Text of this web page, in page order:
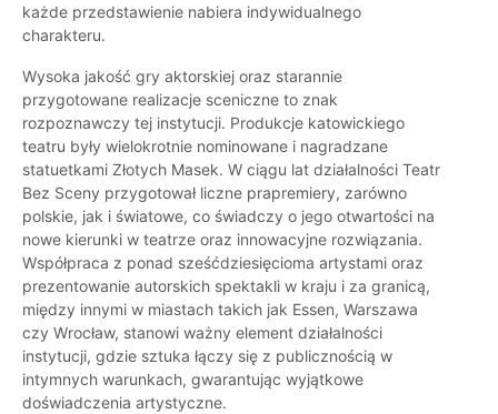
każde przedstawienie nabiera indywidualnego
charakteru.
Wysoka jakość gry aktorskiej oraz starannie
przygotowane realizacje sceniczne to znak
rozpoznawczy tej instytucji. Produkcje katowickiego
teatru były wielokrotnie nominowane i nagradzane
statuetkami Złotych Masek. W ciągu lat działalności Teatr
Bez Sceny przygotował liczne prapremiery, zarówno
polskie, jak i światowe, co świadczy o jego otwartości na
nowe kierunki w teatrze oraz innowacyjne rozwiązania.
Współpraca z ponad sześćdziesięcioma artystami oraz
prezentowanie autorskich spektakli w kraju i za granicą,
między innymi w miastach takich jak Essen, Warszawa
czy Wrocław, stanowi ważny element działalności
instytucji, gdzie sztuka łączy się z publicznością w
intymnych warunkach, gwarantując wyjątkowe
doświadczenia artystyczne.